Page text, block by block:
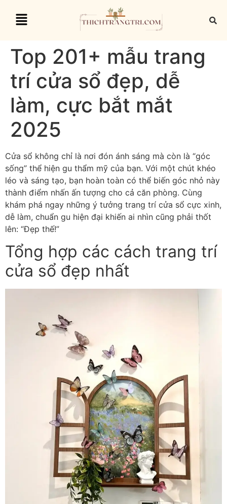
Top 201+ mẫu trang
trí cửa sổ đẹp, dễ
làm, cực bắt mắt
2025
Cửa sổ không chỉ là nơi đón ánh sáng mà còn là “góc
sống” thể hiện gu thẩm mỹ của bạn. Với một chút khéo
léo và sáng tạo, bạn hoàn toàn có thể biến góc nhỏ này
thành điểm nhấn ấn tượng cho cả căn phòng. Cùng
khám phá ngay những ý tưởng trang trí cửa sổ cực xinh,
dễ làm, chuẩn gu hiện đại khiến ai nhìn cũng phải thốt
lên: “Đẹp thế!”
Tổng hợp các cách trang trí
cửa sổ đẹp nhất